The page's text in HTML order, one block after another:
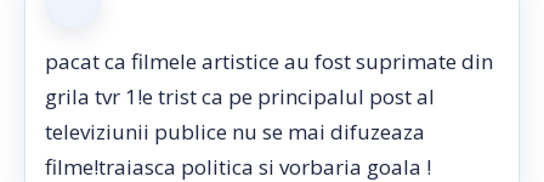
pacat ca filmele artistice au fost suprimate din
grila tvr 1!e trist ca pe principalul post al
televiziunii publice nu se mai difuzeaza
filme!traiasca politica si vorbaria goala !